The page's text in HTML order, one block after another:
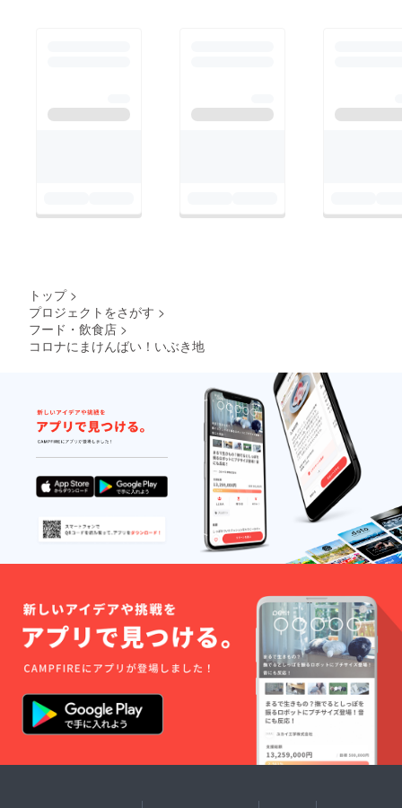
トップ >
プロジェクトをさがす >
フード・飲食店 >
コロナにまけんばい！いぶき地